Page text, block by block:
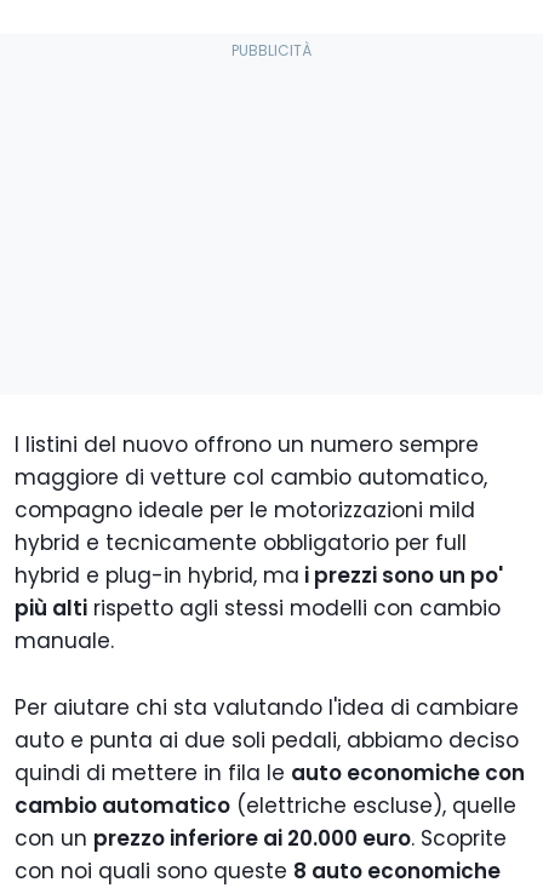
I listini del nuovo offrono un numero sempre
maggiore di vetture col cambio automatico,
compagno ideale per le motorizzazioni mild
hybrid e tecnicamente obbligatorio per full
hybrid e plug-in hybrid, ma i prezzi sono un po'
più alti rispetto agli stessi modelli con cambio
manuale.
Per aiutare chi sta valutando l'idea di cambiare
auto e punta ai due soli pedali, abbiamo deciso
quindi di mettere in fila le auto economiche con
cambio automatico (elettriche escluse), quelle
con un prezzo inferiore ai 20.000 euro. Scoprite
con noi quali sono queste 8 auto economiche